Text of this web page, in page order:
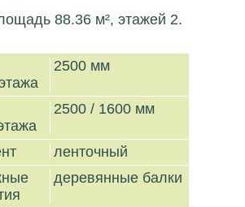
88.36 м², этажей 2.
2500 мм
2500 / 1600 мм
ленточный
деревянные балки